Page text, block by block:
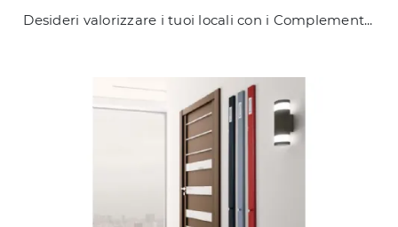
Desideri valorizzare i tuoi locali con i Complementi Maconi? Eccoti diversi modelli di appendiabiti in metallo come Ambrogio.